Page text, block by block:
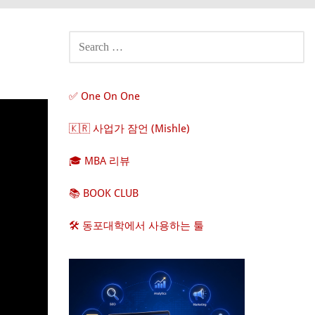
FOR:
✅ One On One
🇰🇷 사업가 잠언 (Mishle)
🎓 MBA 리뷰
📚 BOOK CLUB
🛠️ 동포대학에서 사용하는 툴